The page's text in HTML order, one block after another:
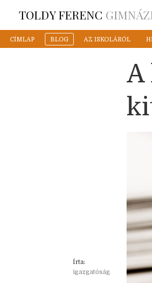
TOLDY FERENC
CÍMLAP BLOG AZ ISKOLÁRÓL
A
Írta:
igazgatóság